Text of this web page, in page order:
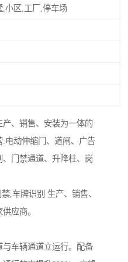
,小区,工厂,停车场
、销售、安装为一体的
电动伸缩门、道闸、广告
门禁通道、升降柱、岗
,车牌识别 生产、销售、
应商。
车辆通道立运行。配备